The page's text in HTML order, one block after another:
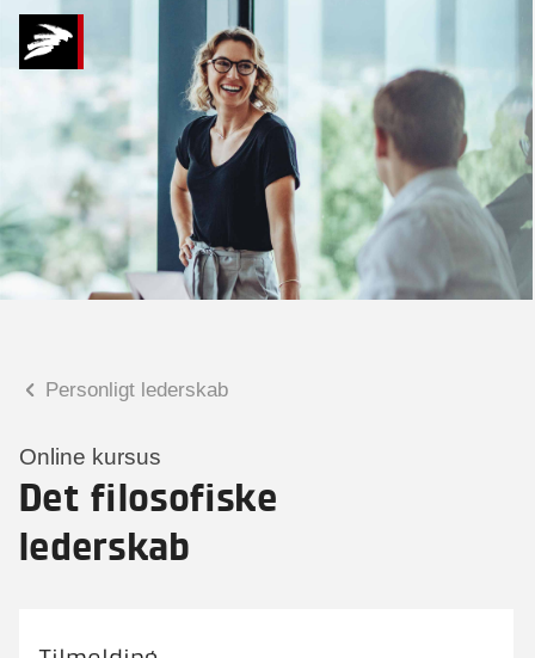
Personligt lederskab
Online kursus
Det filosofiske
lederskab
Praktiske spørgsmål
Spørgsmål til tilmelding, forplejning,
afholdelsessted m.m.
Tobias Bladt Haarder
Hvad kan vi hjælpe
dig med?